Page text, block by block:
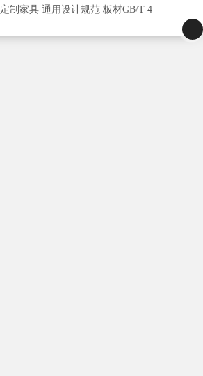
综合GB/T 39016-2020 定制家具 通用设计规范 板材GB/T 4